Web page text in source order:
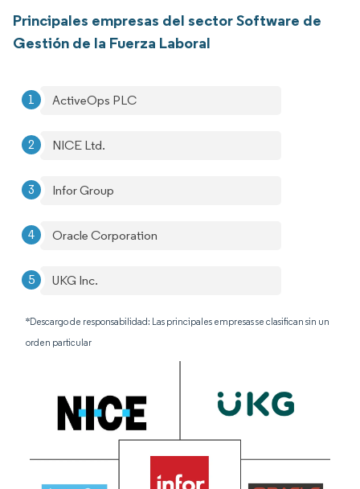
Principales empresas del sector Software de
Gestión de la Fuerza Laboral
ActiveOps PLC
NICE Ltd.
Infor Group
Oracle Corporation
UKG Inc.
*Descargo de responsabilidad: Las principales empresas se clasifican sin un
orden particular